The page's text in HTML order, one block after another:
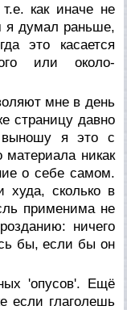
как иначе не
я думал раньше,
это касается
или около-
мне в день
страницу давно
я это с
материала никак
о себе самом.
худа, сколько в
применима не
ничего
бы, если бы он
'опусов'. Ещё
если глаголешь